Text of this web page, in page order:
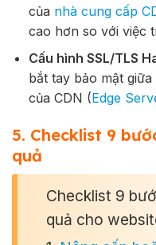
của nhà cung cấp
cao hơn so với việc
Cấu hình SSL/TLS
bắt tay bảo mật
của CDN (Edge
5. Checklist 9
quả
Checklist 9
quả cho